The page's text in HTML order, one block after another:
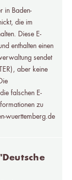
in Baden-
die im
Diese E-
enthalten einen
sendet
aber keine
falschen E-
zu
wuerttemberg.de